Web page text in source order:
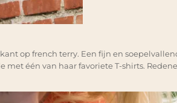
op french terry. Een fijn en
één van haar favoriete T-shirts.